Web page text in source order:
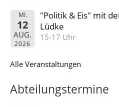
MI.
12
AUG.
2026
"Politik & Eis" mit
Lüdke
15-17 Uhr
Alle Veranstaltungen
Abteilungstermine